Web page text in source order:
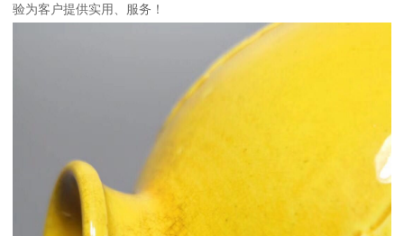
验为客户提供实用、服务！